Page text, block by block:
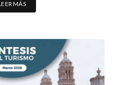
MÁS